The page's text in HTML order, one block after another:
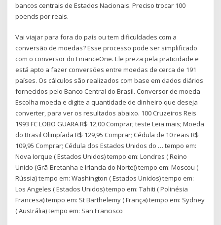
bancos centrais de Estados Nacionais. Preciso trocar 100
poends por reais.
Vai viajar para fora do país ou tem dificuldades com a
conversão de moedas? Esse processo pode ser simplificado
com o conversor do FinanceOne. Ele preza pela praticidade e
está apto a fazer conversões entre moedas de cerca de 191
países. Os cálculos são realizados com base em dados diários
fornecidos pelo Banco Central do Brasil. Conversor de moeda
Escolha moeda e digite a quantidade de dinheiro que deseja
converter, para ver os resultados abaixo. 100 Cruzeiros Reis
1993 FC LOBO GUARA R$ 12,00 Comprar; teste Leia mais; Moeda
do Brasil Olimpíada R$ 129,95 Comprar; Cédula de 10 reais R$
109,95 Comprar; Cédula dos Estados Unidos do … tempo em:
Nova Iorque ( Estados Unidos) tempo em: Londres ( Reino
Unido (Grã-Bretanha e Irlanda do Norte)) tempo em: Moscou (
Rússia) tempo em: Washington ( Estados Unidos) tempo em:
Los Angeles ( Estados Unidos) tempo em: Tahiti ( Polinésia
Francesa) tempo em: St Barthelemy ( França) tempo em: Sydney
( Austrália) tempo em: San Francisco